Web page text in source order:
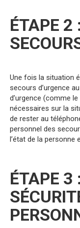
ÉTAPE 2
Une fois la situation
secours d’urgence
d’urgence (comme
nécessaires sur la
de rester au
personnel des
l’état de la personne
ÉTAPE 3